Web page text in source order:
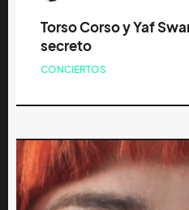
Torso Corso y Yaf
secreto
CONCIERTOS